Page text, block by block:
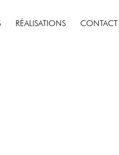
RÉALISATIONS CONTACT